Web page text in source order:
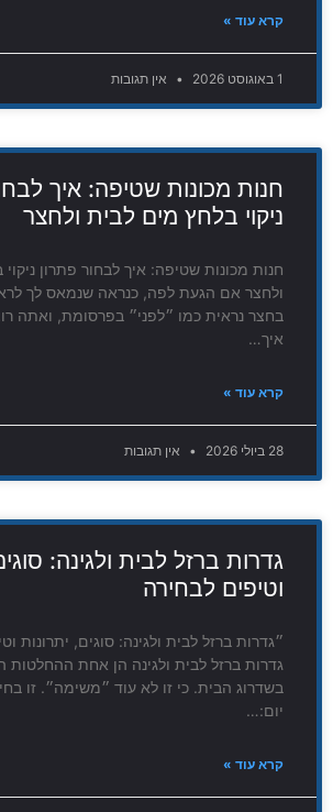
קרא עוד »
1 באוגוסט 2026 אין תגובות
חנות מכונות שטיפה: איך
ניקוי בלחץ מים לבית ולחצר
חנות מכונות שטיפה: איך לבחור פתרון
ולחצר אם הגעת לפה, כנראה שנמאס לך
בחצר נראית כמו ״לפני״ בפרסומת, ואתה
איך…
קרא עוד »
28 ביולי 2026 אין תגובות
גדרות ברזל לבית ולגינה:
וטיפים לבחירה
״גדרות ברזל לבית ולגינה: סוגים, יתרונות
גדרות ברזל לבית ולגינה הן אחת ההחלטות
בשדרוג הבית. כי זו לא עוד ״משימה״. זו
יום:…
קרא עוד »